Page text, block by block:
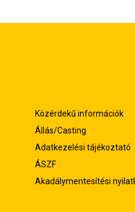
Közérdekű információk
Állás/Casting
Adatkezelési tájékoztató
ÁSZF
Akadálymentesítési